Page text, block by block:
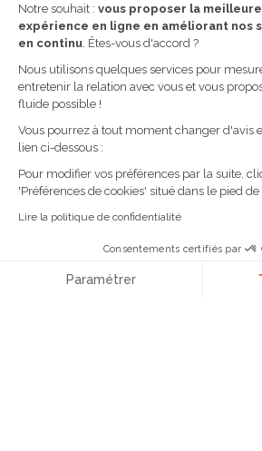
Audioprothèses
Basse vision
Instruments
Créateurs
Actualités
Notre souhait : vous proposer la meilleure
expérience en ligne en améliorant nos
en continu . Êtes-vous d'accord ?
Nous utilisons quelques services pour
entretenir la relation avec vous et vous
fluide possible !
Vous pourrez à tout moment changer d'avis
lien ci-dessous :
Pour modifier vos préférences par la suite,
'Préférences de cookies' situé dans le pied de
Lire la politique de confidentialité
Consentements certifiés par
Paramétrer